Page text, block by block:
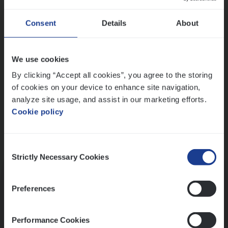
Consent Details About
We use cookies
By clicking “Accept all cookies”, you agree to the storing
of cookies on your device to enhance site navigation,
analyze site usage, and assist in our marketing efforts.
Cookie policy
Selection
Strictly Necessary Cookies
Preferences
Performance Cookies
Ons sollicitatieproces